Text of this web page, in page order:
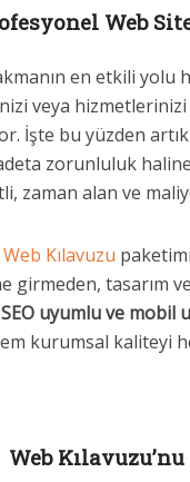
Web
en etkili yolu
veya
İşte bu yüzden
zorunluluk
zaman alan ve
Kılavuzu
tasarım ve
uyumlu ve mobil
kurumsal kaliteyi
Web